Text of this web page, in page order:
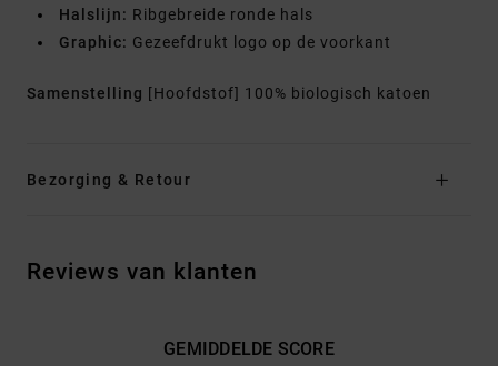
Halslijn: Ribgebreide ronde hals
Graphic: Gezeefdrukt logo op de voorkant
Samenstelling [Hoofdstof] 100% biologisch katoen
Bezorging & Retour
Reviews van klanten
GEMIDDELDE SCORE